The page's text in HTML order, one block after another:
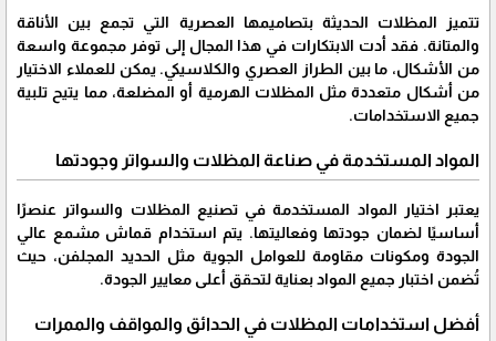
تتميز المظلات الحديثة بتصاميمها العصرية التي تجمع بين الأناقة
والمتانة. فقد أدت الابتكارات في هذا المجال إلى توفر مجموعة واسعة
من الأشكال، ما بين الطراز العصري والكلاسيكي. يمكن للعملاء الاختيار
من أشكال متعددة مثل المظلات الهرمية أو المضلعة، مما يتيح تلبية
جميع الاستخدامات.
المواد المستخدمة في صناعة المظلات والسواتر وجودتها
يعتبر اختيار المواد المستخدمة في تصنيع المظلات والسواتر عنصرًا
أساسيًا لضمان جودتها وفعاليتها. يتم استخدام قماش مشمع عالي
الجودة ومكونات مقاومة للعوامل الجوية مثل الحديد المجلفن، حيث
تُضمن اختبار جميع المواد بعناية لتحقق أعلى معايير الجودة.
أفضل استخدامات المظلات في الحدائق والمواقف والممرات